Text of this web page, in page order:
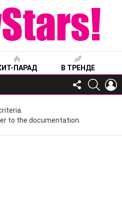
ПАРАД В ТРЕНДЕ
FOLLOW
US
to the documentation.